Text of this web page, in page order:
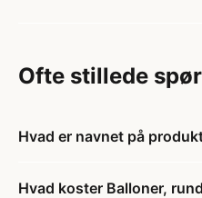
Ofte stillede
Hvad er navnet på
Hvad koster Balloner,